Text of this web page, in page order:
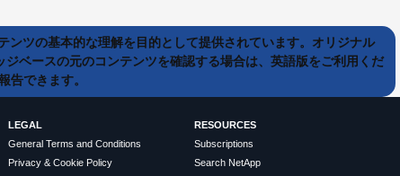
ツの基本的な理解を目的として提供されています。オリジナル
ベースの元のコンテンツを確認する場合は、英語版をご利用くだ
できます。
LEGAL
General Terms and Conditions
Privacy & Cookie Policy
RESOURCES
Subscriptions
Search NetApp